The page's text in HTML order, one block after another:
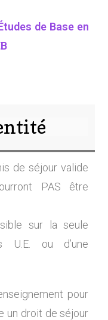
de Base en
de séjour valide
PAS être
sur la seule
U.E. ou d’une
pour
un droit de séjour